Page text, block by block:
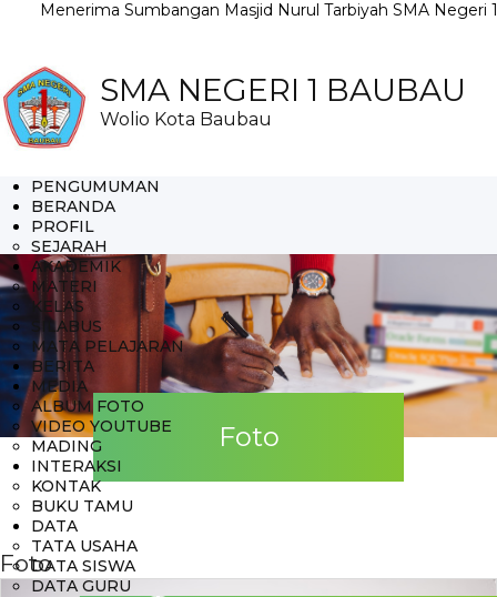
Sumbangan Masjid Nurul Tarbiyah SMA Negeri 1
SMA NEGERI 1 BAUBAU
Wolio Kota Baubau
PENGUMUMAN
BERANDA
PROFIL
SEJARAH
AKADEMIK
MATERI
KELAS
SILABUS
MATA PELAJARAN
BERITA
MEDIA
ALBUM FOTO
VIDEO YOUTUBE
MADING
INTERAKSI
KONTAK
BUKU TAMU
DATA
TATA USAHA
DATA SISWA
DATA GURU
Foto
Foto